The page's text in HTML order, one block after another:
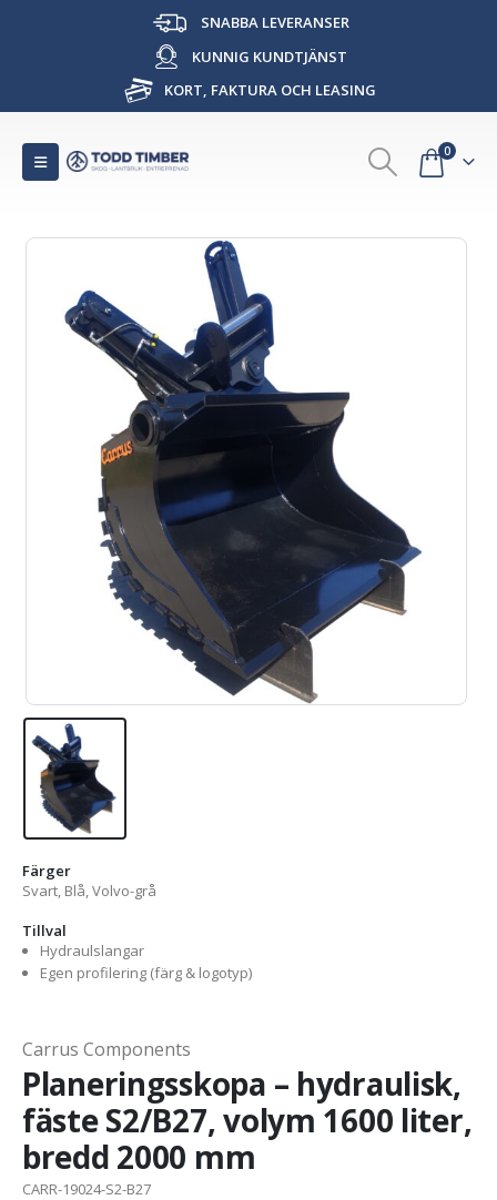
SNABBA LEVERANSER
KUNNIG KUNDTJÄNST
KORT, FAKTURA OCH LEASING
0
Färger
Svart, Blå, Volvo-grå
Tillval
Hydraulslangar
Egen profilering (färg & logotyp)
Carrus Components
Planeringsskopa – hydraulisk,
fäste S2/B27, volym 1600 liter,
bredd 2000 mm
CARR-19024-S2-B27